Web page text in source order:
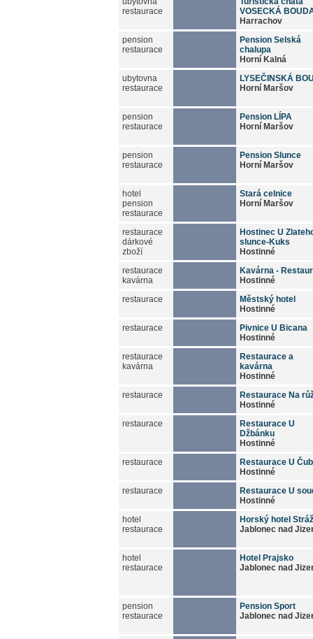
restaurace
VOSECKÁ
Harrachov
pension
restaurace
Pension Selská
chalupa
Horní Kalná
ubytovna
restaurace
LYSEČINSKÁ
Horní Maršov
pension
restaurace
Pension LÍPA
Horní Maršov
pension
restaurace
Pension Slunce
Horní Maršov
hotel
pension
restaurace
Stará celnice
Horní Maršov
restaurace
dárkové
zboží
Hostinec U
slunce-Kuks
Hostinné
restaurace
kavárna
Kavárna -
Hostinné
restaurace
Městský hotel
Hostinné
restaurace
Pivnice U Bicana
Hostinné
restaurace
kavárna
Restaurace a
kavárna
Hostinné
restaurace
Restaurace Na
Hostinné
restaurace
Restaurace U
Džbánku
Hostinné
restaurace
Restaurace U
Hostinné
restaurace
Restaurace U
Hostinné
hotel
restaurace
Horský hotel Stráž
Jablonec nad
hotel
restaurace
Hotel Prajsko
Jablonec nad
pension
restaurace
Pension Sport
Jablonec nad